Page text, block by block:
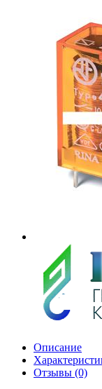
Описание
Отзывы (0)